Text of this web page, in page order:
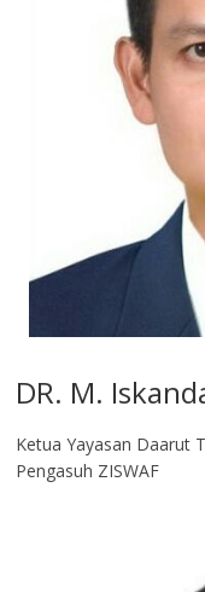
DR. M.
Ketua Yayasan Daarut
Pengasuh ZISWAF